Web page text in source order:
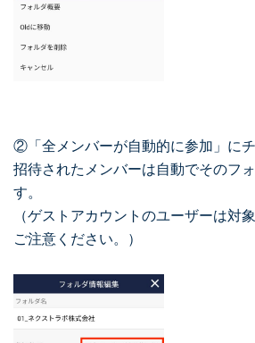
②「全メンバーが自動的に参加」にチ
招待されたメンバーは自動でそのフ
す。
（ゲストアカウントのユーザーは対
ご注意ください。）